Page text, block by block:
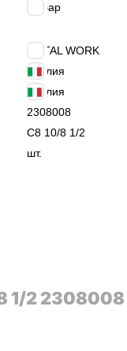
бар
METAL WORK
Италия
Италия
2308008
С8 10/8 1/2
шт.
1/2 2308008